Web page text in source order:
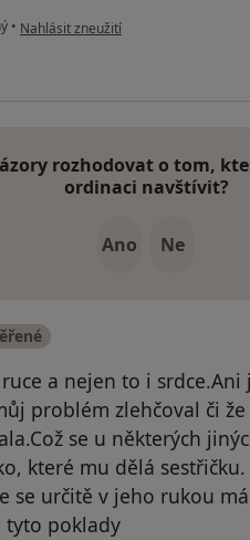
• podle názoru uživatele HŠ
Nahlásit zneužití
rozhodovat o tom,
ordinaci navštívit?
Ano Ne
a nejen to i
problém zlehčoval či
se u některých
které mu dělá sestřičku.
se určitě v jeho rukou
tyto poklady